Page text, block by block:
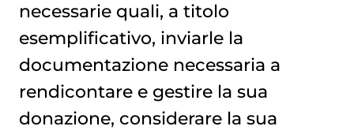
necessarie quali, a titolo
esemplificativo, inviarle la
documentazione necessaria a
rendicontare e gestire la sua
donazione, considerare la sua